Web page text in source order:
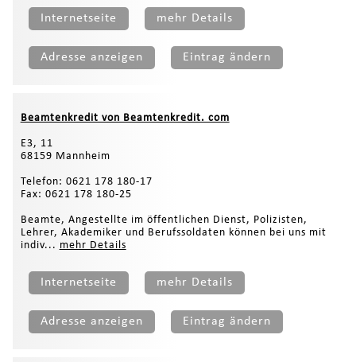
Internetseite mehr Details
Adresse anzeigen Eintrag ändern
Beamtenkredit von Beamtenkredit. com
E3, 11
68159 Mannheim
Telefon: 0621 178 180-17
Fax: 0621 178 180-25
Beamte, Angestellte im öffentlichen Dienst, Polizisten,
Lehrer, Akademiker und Berufssoldaten können bei uns mit
indiv... mehr Details
Internetseite mehr Details
Adresse anzeigen Eintrag ändern